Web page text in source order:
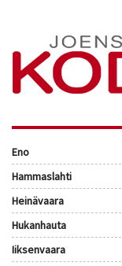
Eno
Hammaslahti
Heinävaara
Hukanhauta
Iiksenvaara